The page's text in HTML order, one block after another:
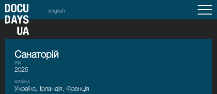
english
Санаторій
РІК
2025
КРАЇНА
Україна, Ірландія, Франція